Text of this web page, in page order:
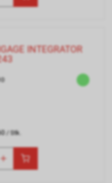
INTEGRATOR
/ Stk.